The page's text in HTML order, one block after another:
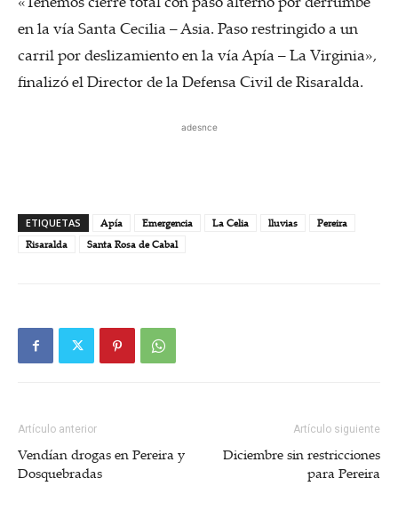
en la vía Santa Cecilia – Asia. Paso restringido a un
carril por deslizamiento en la vía Apía – La Virginia»,
finalizó el Director de la Defensa Civil de Risaralda.
adesnce
ETIQUETAS Apía Emergencia La Celia lluvias
Pereira
Risaralda
Santa Rosa de Cabal
Artículo anterior
Vendían drogas en Pereira y
Dosquebradas
Artículo siguiente
Diciembre sin restricciones
para Pereira